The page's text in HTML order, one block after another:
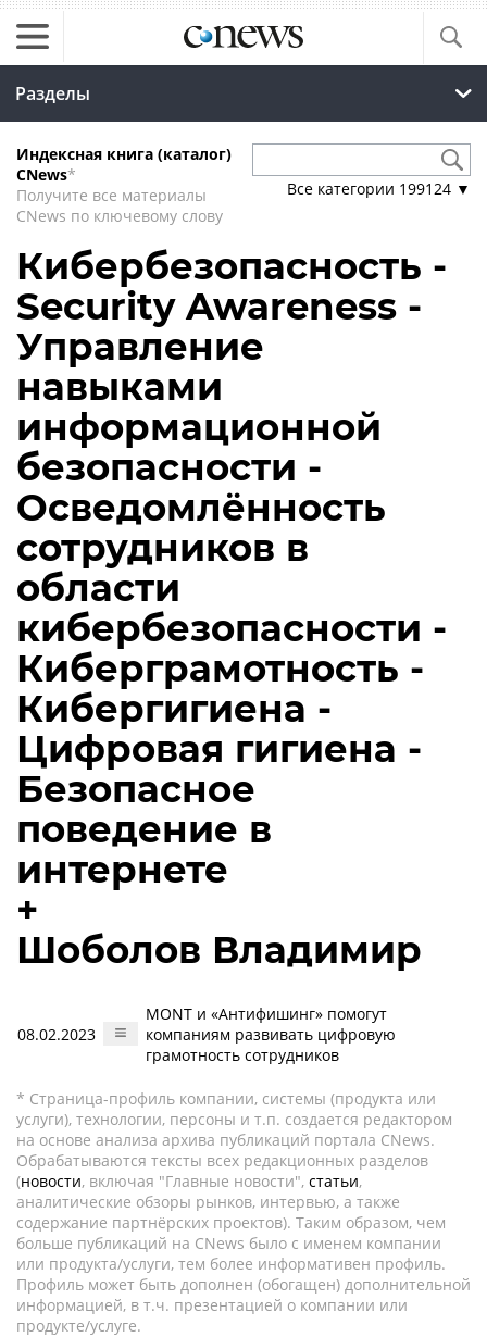
Разделы
Индексная книга (каталог)
CNews*
Получите все материалы
CNews по ключевому слову
Все категории 199124 ▼
Кибербезопасность -
Security Awareness -
Управление
навыками
информационной
безопасности -
Осведомлённость
сотрудников в
области
кибербезопасности -
Киберграмотность -
Кибергигиена -
Цифровая гигиена -
Безопасное
поведение в
интернете
+
Шоболов Владимир
08.02.2023
MONT и «Антифишинг» помогут
компаниям развивать цифровую
грамотность сотрудников
* Страница-профиль компании, системы (продукта или
услуги), технологии, персоны и т.п. создается редактором
на основе анализа архива публикаций портала CNews.
Обрабатываются тексты всех редакционных разделов
(новости, включая "Главные новости", статьи,
аналитические обзоры рынков, интервью, а также
содержание партнёрских проектов). Таким образом, чем
больше публикаций на CNews было с именем компании
или продукта/услуги, тем более информативен профиль.
Профиль может быть дополнен (обогащен) дополнительной
информацией, в т.ч. презентацией о компании или
продукте/услуге.